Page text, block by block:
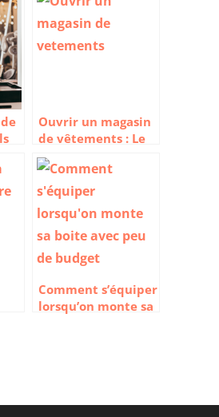
Ouvrir un magasin
de vêtements : Le
guide complet
Comment s’équiper
lorsqu’on monte sa